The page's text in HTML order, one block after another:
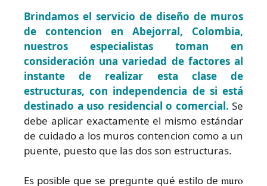
Brindamos el servicio de diseño de muros
de contencion en Abejorral, Colombia,
nuestros especialistas toman en
consideración una variedad de factores al
instante de realizar esta clase de
estructuras, con independencia de si está
destinado a uso residencial o comercial. Se
debe aplicar exactamente el mismo estándar
de cuidado a los muros contencion como a un
puente, puesto que las dos son estructuras.
Es posible que se pregunte qué estilo de muro